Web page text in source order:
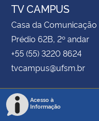
TV CAMPUS
Casa da Comunicação
Prédio 62B, 2º andar
+55 (55) 3220 8624
tvcampus@ufsm.br
Acesso à
Informação